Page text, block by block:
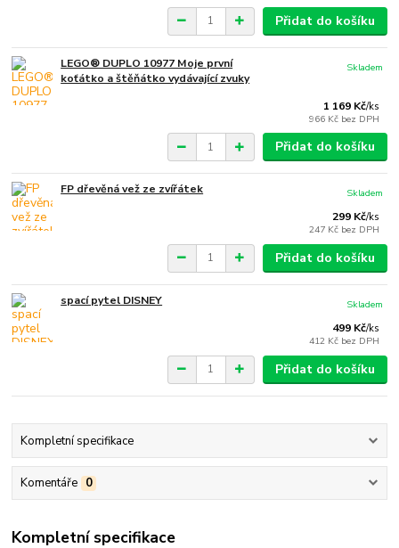
Přidat do košíku
LEGO® DUPLO 10977 Moje první
koťátko a štěňátko vydávající zvuky
1 169 Kč/ks
966 Kč bez DPH
Skladem
Přidat do košíku
FP dřevěná vež ze zvířátek
299 Kč/ks
247 Kč bez DPH
Skladem
Přidat do košíku
spací pytel DISNEY
499 Kč/ks
412 Kč bez DPH
Skladem
Přidat do košíku
Kompletní specifikace
Komentáře 0
Kompletní specifikace